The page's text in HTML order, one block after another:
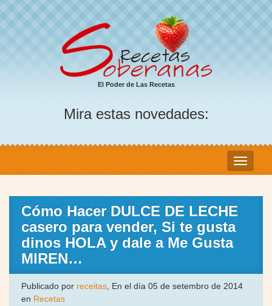
El Poder de Las Recetas
Mira estas novedades:
Cómo Hacer DULCE DE LECHE
casero para vender, Si te gusta
dinos HOLA y dale a Me Gusta
MIREN…
Publicado por receitas, En el día 05 de setembro de 2014
en Recetas